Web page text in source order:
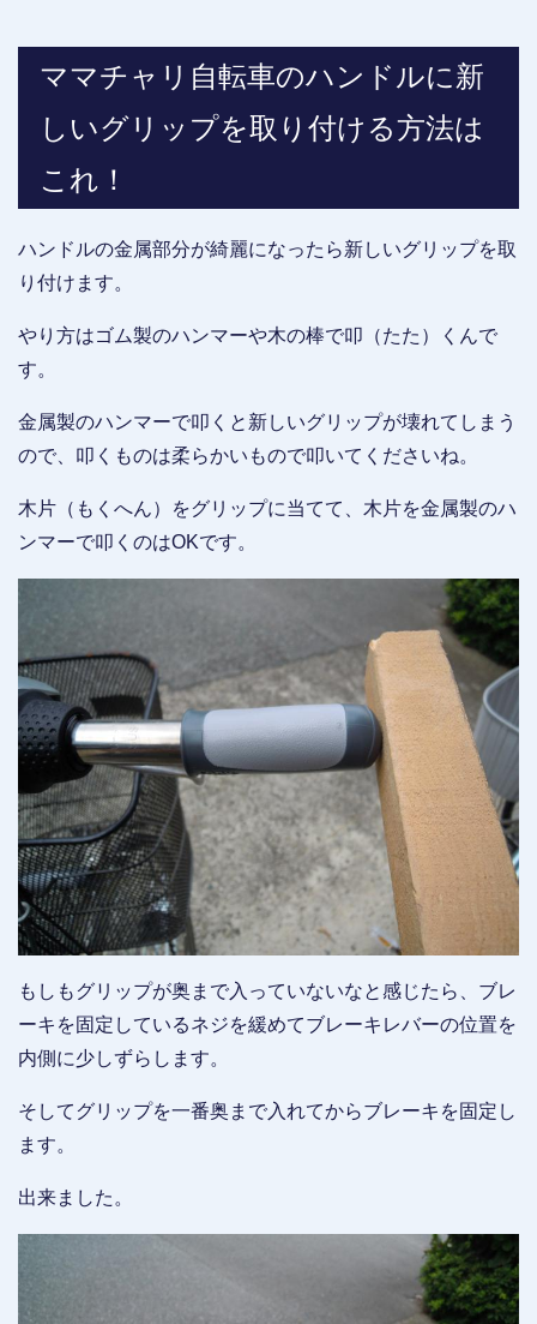
ママチャリ自転車のハンドルに新
しいグリップを取り付ける方法は
これ！
ハンドルの金属部分が綺麗になったら新しいグリップを取
り付けます。
やり方はゴム製のハンマーや木の棒で叩（たた）くんで
す。
金属製のハンマーで叩くと新しいグリップが壊れてしまう
ので、叩くものは柔らかいもので叩いてくださいね。
木片（もくへん）をグリップに当てて、木片を金属製のハ
ンマーで叩くのはOKです。
もしもグリップが奥まで入っていないなと感じたら、ブレ
ーキを固定しているネジを緩めてブレーキレバーの位置を
内側に少しずらします。
そしてグリップを一番奥まで入れてからブレーキを固定し
ます。
出来ました。